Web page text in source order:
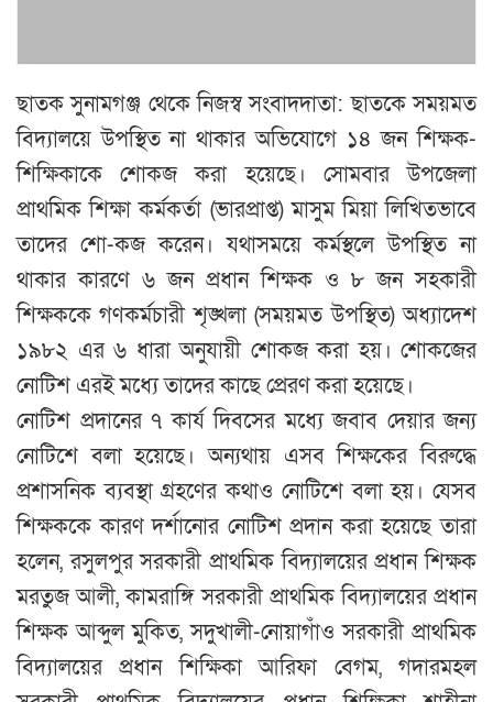
ছাতক সুনামগঞ্জ থেকে নিজস্ব সংবাদদাতা: ছাতকে সময়মত
বিদ্যালয়ে উপস্থিত না থাকার অভিযোগে ১৪ জন শিক্ষক-
শিক্ষিকাকে শোকজ করা হয়েছে। সোমবার উপজেলা
প্রাথমিক শিক্ষা কর্মকর্তা (ভারপ্রাপ্ত) মাসুম মিয়া লিখিতভাবে
তাদের শো-কজ করেন। যথাসময়ে কর্মস্থলে উপস্থিত না
থাকার কারণে ৬ জন প্রধান শিক্ষক ও ৮ জন সহকারী
শিক্ষককে গণকর্মচারী শৃঙ্খলা (সময়মত উপস্থিত) অধ্যাদেশ
১৯৮২ এর ৬ ধারা অনুযায়ী শোকজ করা হয়। শোকজের
নোটিশ এরই মধ্যে তাদের কাছে প্রেরণ করা হয়েছে।
নোটিশ প্রদানের ৭ কার্য দিবসের মধ্যে জবাব দেয়ার জন্য
নোটিশে বলা হয়েছে। অন্যথায় এসব শিক্ষকের বিরুদ্ধে
প্রশাসনিক ব্যবস্থা গ্রহণের কথাও নোটিশে বলা হয়। যেসব
শিক্ষককে কারণ দর্শানোর নোটিশ প্রদান করা হয়েছে তারা
হলেন, রসুলপুর সরকারী প্রাথমিক বিদ্যালয়ের প্রধান শিক্ষক
মরতুজ আলী, কামরাঙ্গি সরকারী প্রাথমিক বিদ্যালয়ের প্রধান
শিক্ষক আব্দুল মুকিত, সদুখালী-নোয়াগাঁও সরকারী প্রাথমিক
বিদ্যালয়ের প্রধান শিক্ষিকা আরিফা বেগম, গদারমহল